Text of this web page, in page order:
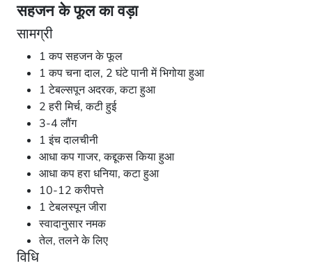
सहजन के फूल का वड़ा
सामग्री
1 कप सहजन के फूल
1 कप चना दाल, 2 घंटे पानी में भिगोया हुआ
1 टेबल्सपून अदरक, कटा हुआ
2 हरी मिर्च, कटी हुई
3-4 लौंग
1 इंच दालचीनी
आधा कप गाजर, कद्दूकस किया हुआ
आधा कप हरा धनिया, कटा हुआ
10-12 करीपत्ते
1 टेबलस्पून जीरा
स्वादानुसार नमक
तेल, तलने के लिए
विधि